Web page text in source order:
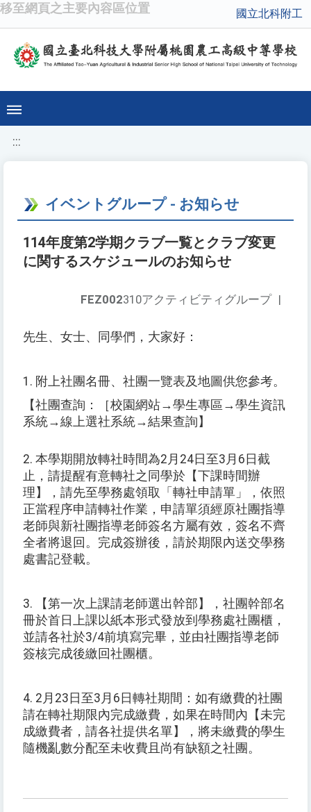
移至網頁之主要內容區位置 國立北科附工
:::
イベントグループ - お知らせ
114年度第2学期クラブ一覧とクラブ変更
に関するスケジュールのお知らせ
FEZ002310アクティビティグループ |
先生、女士、同學們，大家好：
1. 附上社團名冊、社團一覽表及地圖供您參考。
【社團查詢：［校園網站→學生專區→學生資訊
系統→線上選社系統→結果查詢】
2. 本學期開放轉社時間為2月24日至3月6日截
止，請提醒有意轉社之同學於【下課時間辦
理】，請先至學務處領取「轉社申請單」，依照
正當程序申請轉社作業，申請單須經原社團指導
老師與新社團指導老師簽名方屬有效，簽名不齊
全者將退回。完成簽辦後，請於期限內送交學務
處書記登載。
3. 【第一次上課請老師選出幹部】，社團幹部名
冊於首日上課以紙本形式發放到學務處社團櫃，
並請各社於3/4前填寫完畢，並由社團指導老師
簽核完成後繳回社團櫃。
4. 2月23日至3月6日轉社期間：如有繳費的社團
請在轉社期限內完成繳費，如果在時間內【未完
成繳費者，請各社提供名單】，將未繳費的學生
隨機亂數分配至未收費且尚有缺額之社團。